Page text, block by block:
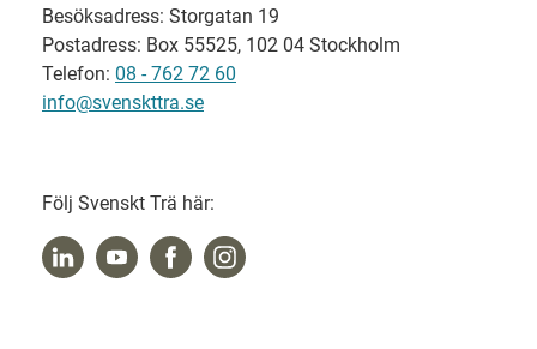
Besöksadress: Storgatan 19
Postadress: Box 55525, 102 04 Stockholm
Telefon: 08 - 762 72 60
info@svenskttra.se
Följ Svenskt Trä här: